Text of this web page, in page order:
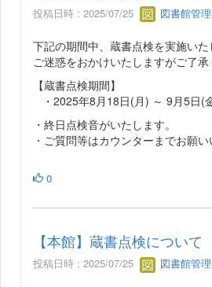
投稿日時 : 2025/07/25 図書館管
下記の期間中、蔵書点検を実施いた
ご迷惑をおかけいたしますがご了承
【蔵書点検期間】
・2025年8月18日(月) ～ 9月5日(
・終日点検音がいたします。
・ご質問等はカウンターまでお願い
0
【本館】蔵書点検について
投稿日時 : 2025/07/25 図書館管